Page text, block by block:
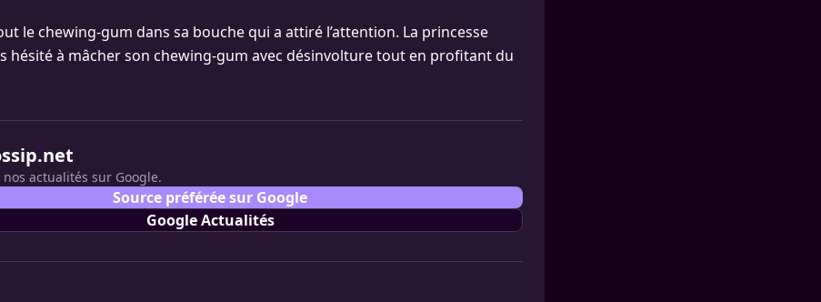
le chewing-gum dans sa bouche qui a attiré l’attention. La princesse
hésité à mâcher son chewing-gum avec désinvolture tout en profitant du
actualités sur Google.
Source préférée sur Google
Google Actualités